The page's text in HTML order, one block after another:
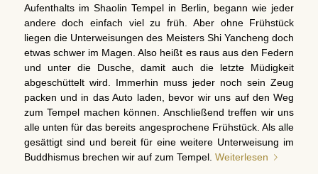
Aufenthalts im Shaolin Tempel in Berlin, begann wie jeder
andere doch einfach viel zu früh. Aber ohne Frühstück
liegen die Unterweisungen des Meisters Shi Yancheng doch
etwas schwer im Magen. Also heißt es raus aus den Federn
und unter die Dusche, damit auch die letzte Müdigkeit
abgeschüttelt wird. Immerhin muss jeder noch sein Zeug
packen und in das Auto laden, bevor wir uns auf den Weg
zum Tempel machen können. Anschließend treffen wir uns
alle unten für das bereits angesprochene Frühstück. Als alle
gesättigt sind und bereit für eine weitere Unterweisung im
Buddhismus brechen wir auf zum Tempel. Weiterlesen